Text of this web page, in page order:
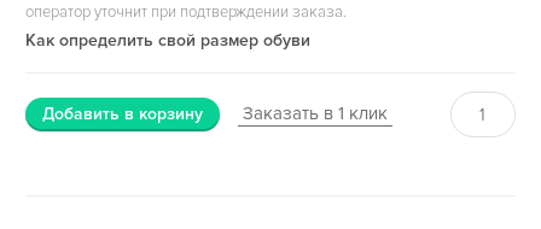
оператор уточнит при подтверждении заказа.
Как определить свой размер обуви
Добавить в корзину Заказать в 1 клик